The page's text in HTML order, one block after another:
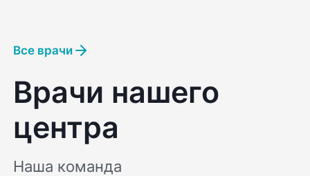
Все врачи
Врачи нашего
центра
Наша команда